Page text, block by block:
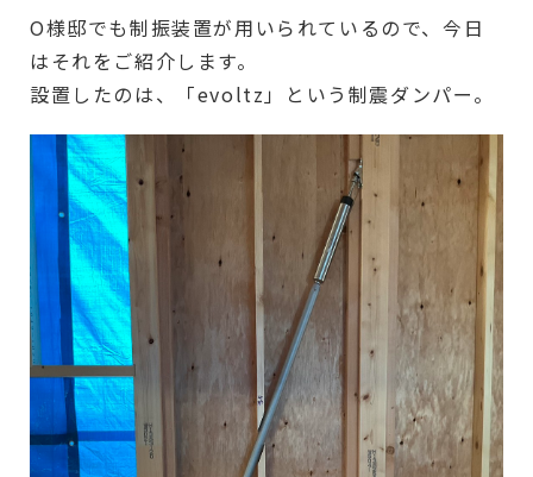
O様邸でも制振装置が用いられているので、今日
はそれをご紹介します。
設置したのは、「evoltz」という制震ダンパー。